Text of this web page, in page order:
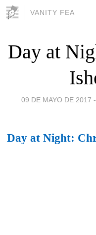
VANITY FEA
Day at
09 DE MAYO DE 2017
Day at Night: